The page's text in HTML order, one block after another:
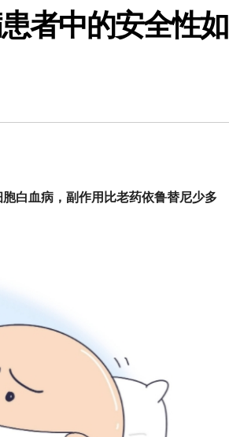
者中的安全性如
白血病，副作用比老药依鲁替尼少多